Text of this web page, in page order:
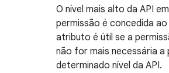
O nível mais alto da API
permissão é concedida
atributo é útil se a
não for mais necessária a
determinado nível da API.